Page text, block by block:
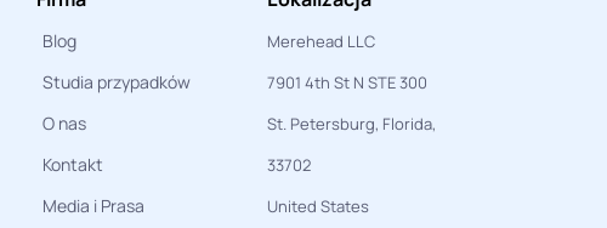
Blog
Studia przypadków
O nas
Kontakt
Media i Prasa
Merehead LLC
7901 4th St N STE 300
St. Petersburg, Florida,
33702
United States